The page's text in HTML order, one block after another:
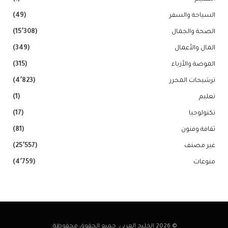
السياحة والسفر (49)
الصحة والجمال (15٬308)
المال والأعمال (349)
الموضة والأزياء (315)
ترشيحات المحرر (4٬823)
تعليم (1)
تكنولوجيا (17)
ثقافة وفنون (81)
غير مصنف (25٬557)
منوعات (4٬759)